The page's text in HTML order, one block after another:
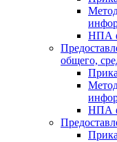
НПА
общего,
НПА